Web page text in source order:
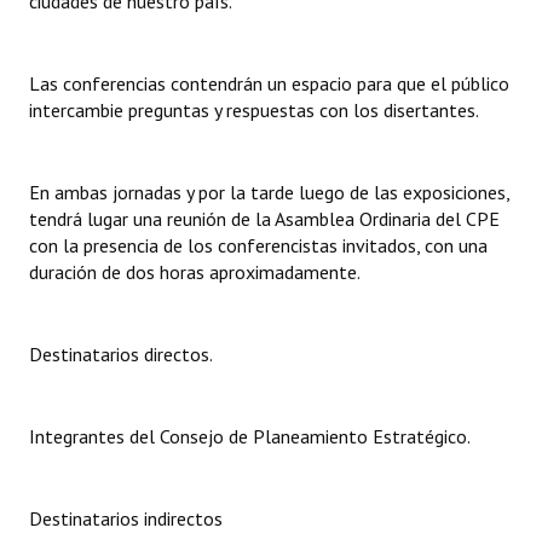
Las conferencias contendrán un espacio para que el público
intercambie preguntas y respuestas con los disertantes.
En ambas jornadas y por la tarde luego de las exposiciones,
tendrá lugar una reunión de la Asamblea Ordinaria del CPE
con la presencia de los conferencistas invitados, con una
duración de dos horas aproximadamente.
Destinatarios directos.
Integrantes del Consejo de Planeamiento Estratégico.
Destinatarios indirectos